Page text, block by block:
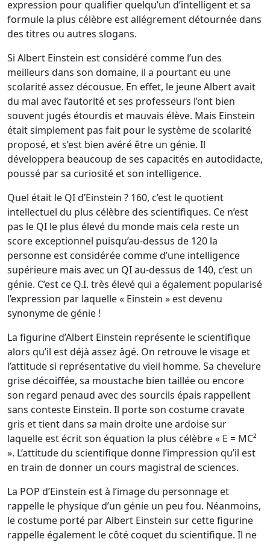
expression pour qualifier quelqu’un d’intelligent et sa
formule la plus célèbre est allégrement détournée dans
des titres ou autres slogans.
Si Albert Einstein est considéré comme l’un des
meilleurs dans son domaine, il a pourtant eu une
scolarité assez décousue. En effet, le jeune Albert avait
du mal avec l’autorité et ses professeurs l’ont bien
souvent jugés étourdis et mauvais élève. Mais Einstein
était simplement pas fait pour le système de scolarité
proposé, et s’est bien avéré être un génie. Il
développera beaucoup de ses capacités en autodidacte,
poussé par sa curiosité et son intelligence.
Quel était le QI d’Einstein ? 160, c’est le quotient
intellectuel du plus célèbre des scientifiques. Ce n’est
pas le QI le plus élevé du monde mais cela reste un
score exceptionnel puisqu’au-dessus de 120 la
personne est considérée comme d’une intelligence
supérieure mais avec un QI au-dessus de 140, c’est un
génie. C’est ce Q.I. très élevé qui a également popularisé
l’expression par laquelle « Einstein » est devenu
synonyme de génie !
La figurine d’Albert Einstein représente le scientifique
alors qu’il est déjà assez âgé. On retrouve le visage et
l’attitude si représentative du vieil homme. Sa chevelure
grise décoiffée, sa moustache bien taillée ou encore
son regard penaud avec des sourcils épais rappellent
sans conteste Einstein. Il porte son costume cravate
gris et tient dans sa main droite une ardoise sur
laquelle est écrit son équation la plus célèbre « E = MC²
». L’attitude du scientifique donne l’impression qu’il est
en train de donner un cours magistral de sciences.
La POP d’Einstein est à l’image du personnage et
rappelle le physique d’un génie un peu fou. Néanmoins,
le costume porté par Albert Einstein sur cette figurine
rappelle également le côté coquet du scientifique. Il ne